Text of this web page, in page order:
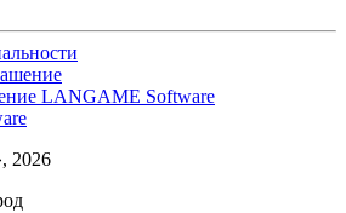
LANGAME Software
2026